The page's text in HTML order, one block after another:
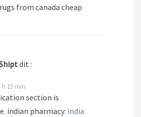
from canada cheap
dit :
h 15 min
section is
indian pharmacy: india